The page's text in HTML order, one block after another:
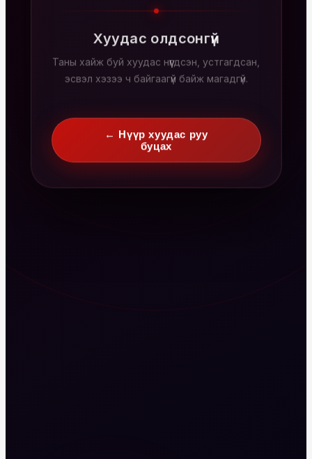
Хуудас олдсонгүй
Таны хайж буй хуудас нүүгдсэн, устгагдсан,
эсвэл хэзээ ч байгаагүй байж магадгүй.
← Нүүр хуудас руу
буцах